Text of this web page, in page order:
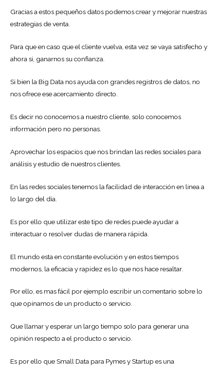
Gracias a estos pequeños datos podemos crear y mejorar nuestras
estrategias de venta.
Para que en caso que el cliente vuelva, esta vez se vaya satisfecho y
ahora si, ganarnos su confianza.
Si bien la Big Data nos ayuda con grandes registros de datos, no
nos ofrece ese acercamiento directo.
Es decir no conocemos a nuestro cliente, solo conocemos
información pero no personas.
Aprovechar los espacios que nos brindan las redes sociales para
análisis y estudio de nuestros clientes.
En las redes sociales tenemos la facilidad de interacción en linea a
lo largo del día.
Es por ello que utilizar este tipo de redes puede ayudar a
interactuar o resolver dudas de manera rápida.
El mundo esta en constante evolución y en estos tiempos
modernos, la eficacia y rapidez es lo que nos hace resaltar.
Por ello, es mas fácil por ejemplo escribir un comentario sobre lo
que opinamos de un producto o servicio.
Que llamar y esperar un largo tiempo solo para generar una
opinión respecto a el producto o servicio.
Es por ello que Small Data para Pymes y Startup es una